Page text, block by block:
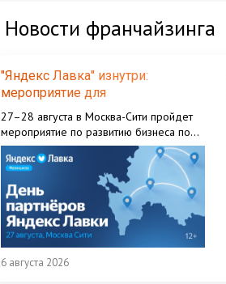
Новости франчайзинга
"Яндекс Лавка" изнутри:
мероприятие для
предпринимателей
27–28 августа в Москва-Сити пройдет
мероприятие по развитию бизнеса по
франшизе
6 августа 2026